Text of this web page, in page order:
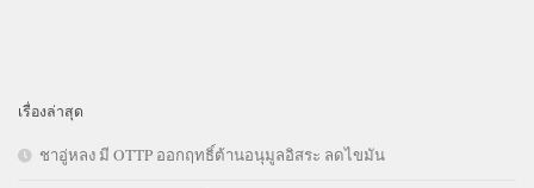
เรื่องล่าสุด
ชาอู่หลง มี OTTP ออกฤทธิ์ต้านอนุมูลอิสระ ลดไขมัน